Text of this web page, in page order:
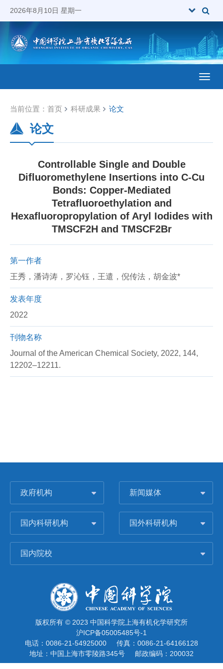
2026年8月10日 星期一
当前位置： 首页 科研成果 论文
论文
Controllable Single and Double
Difluoromethylene Insertions into C-Cu
Bonds: Copper-Mediated
Tetrafluoroethylation and
Hexafluoropropylation of Aryl Iodides with
TMSCF2H and TMSCF2Br
第一作者
王秀，潘诗涛，罗沁钰，王遣，倪传法，胡金波*
发表年度
2022
刊物名称
Journal of the American Chemical Society, 2022, 144,
12202–12211.
政府机构 新闻媒体
国内科研机构 国外科研机构
国内院校
版权所有 © 2023 中国科学院上海有机化学研究所
沪ICP备05005485号-1
电话：0086-21-54925000
传真：0086-21-64166128
地址：中国上海市零陵路345号
邮政编码：200032